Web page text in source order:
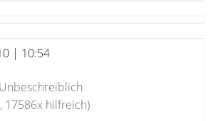
| 10:54
Unbeschreiblich
17586x hilfreich)